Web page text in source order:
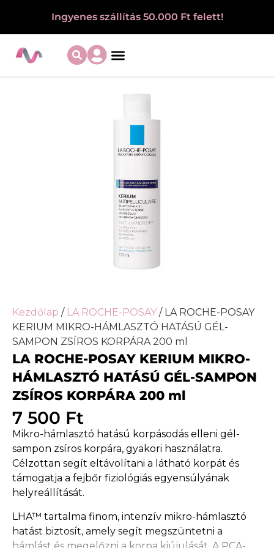
Ingyenes szállítás 50.000 Ft felett!
Kezdőlap / LA ROCHE-POSAY / LA ROCHE-POSAY
KERIUM MIKRO-HÁMLASZTÓ HATÁSÚ GÉL-
SAMPON ZSÍROS KORPÁRA 200 ml
LA ROCHE-POSAY KERIUM MIKRO-
HÁMLASZTÓ HATÁSÚ GÉL-SAMPON
ZSÍROS KORPÁRA 200 ml
7 500 Ft
Mikro-hámlasztó hatású korpásodás elleni gél-
sampon zsíros korpára, gyakori használatra.
Célzottan segít eltávolítani a látható korpát és
támogatja a fejbőr fiziológiás egyensúlyának
helyreállítását.
LHA™ tartalma finom, intenzív mikro-hámlasztó
hatást biztosít, amely segít megszüntetni a